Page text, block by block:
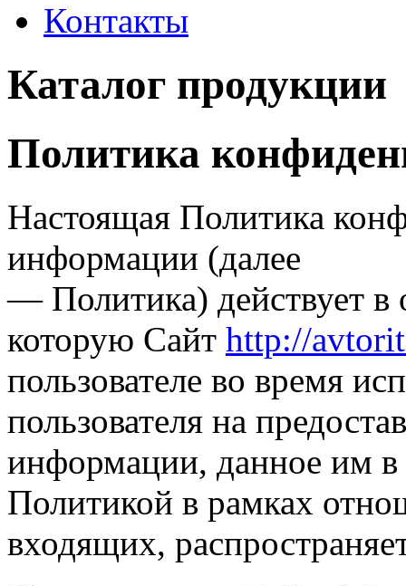
Контакты
Каталог продукции
Политика
Настоящая Политика
информации (далее
— Политика) действует
которую Сайт http://
пользователе во время
пользователя на
информации, данное им в
Политикой в рамках
входящих,